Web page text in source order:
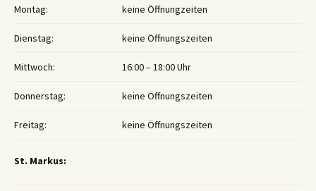
Montag: keine Öffnungzeiten
Dienstag: keine Öffnungszeiten
Mittwoch: 16:00 – 18:00 Uhr
Donnerstag: keine Öffnungszeiten
Freitag: keine Öffnungszeiten
St. Markus: